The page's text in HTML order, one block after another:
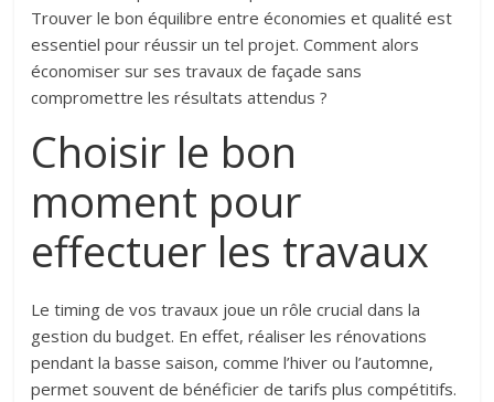
Trouver le bon équilibre entre économies et qualité est
essentiel pour réussir un tel projet. Comment alors
économiser sur ses travaux de façade sans
compromettre les résultats attendus ?
Choisir le bon
moment pour
effectuer les travaux
Le timing de vos travaux joue un rôle crucial dans la
gestion du budget. En effet, réaliser les rénovations
pendant la basse saison, comme l’hiver ou l’automne,
permet souvent de bénéficier de tarifs plus compétitifs.